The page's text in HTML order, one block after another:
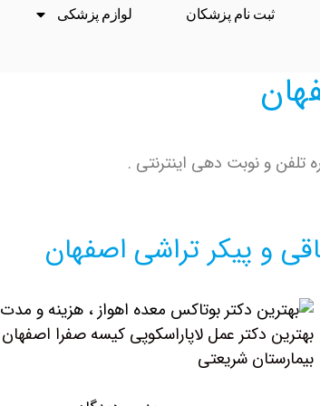
ثبت نام پزشکان لوازم پزشکی
تلفن و نوبت دهی اینترنتی .
و پیکر تراشی اصفهان
بهترین دکتر عمل لاپاراسکوپی کیسه صفرا
بیمارستان شریعتی